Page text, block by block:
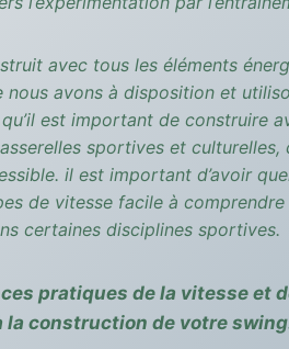
avec tous les éléments
avons à disposition et
qu’il est important de construire
sportives et
il est important d’avoir
de vitesse facile à
certaines disciplines sportives.
pratiques de la vitesse et
la construction de votre